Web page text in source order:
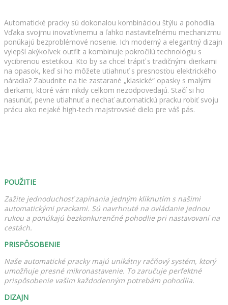
Automatické pracky sú dokonalou kombináciou štýlu a pohodlia.
Vďaka svojmu inovatívnemu a ľahko nastaviteľnému mechanizmu
ponúkajú bezproblémové nosenie. Ich moderný a elegantný dizajn
vylepší akýkoľvek outfit a kombinuje pokročilú technológiu s
vycibrenou estetikou. Kto by sa chcel trápiť s tradičnými dierkami
na opasok, keď si ho môžete utiahnuť s presnosťou elektrického
náradia? Zabudnite na tie zastarané „klasické“ opasky s malými
dierkami, ktoré vám nikdy celkom nezodpovedajú. Stačí si ho
nasunúť, pevne utiahnuť a nechať automatickú pracku robiť svoju
prácu ako nejaké high-tech majstrovské dielo pre váš pás.
POUŽITIE
Zažite jednoduchosť zapínania jedným kliknutím s našimi
automatickými prackami. Sú navrhnuté na ovládanie jednou
rukou a ponúkajú bezkonkurenčné pohodlie pri nastavovaní na
cestách.
PRISPÔSOBENIE
Naše automatické pracky majú unikátny račňový systém, ktorý
umožňuje presné mikronastavenie. To zaručuje perfektné
prispôsobenie vašim každodenným potrebám pohodlia.
DIZAJN